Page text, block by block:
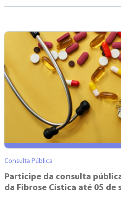
Consulta Pública
Participe da consulta
da Fibrose Cística até 05 de